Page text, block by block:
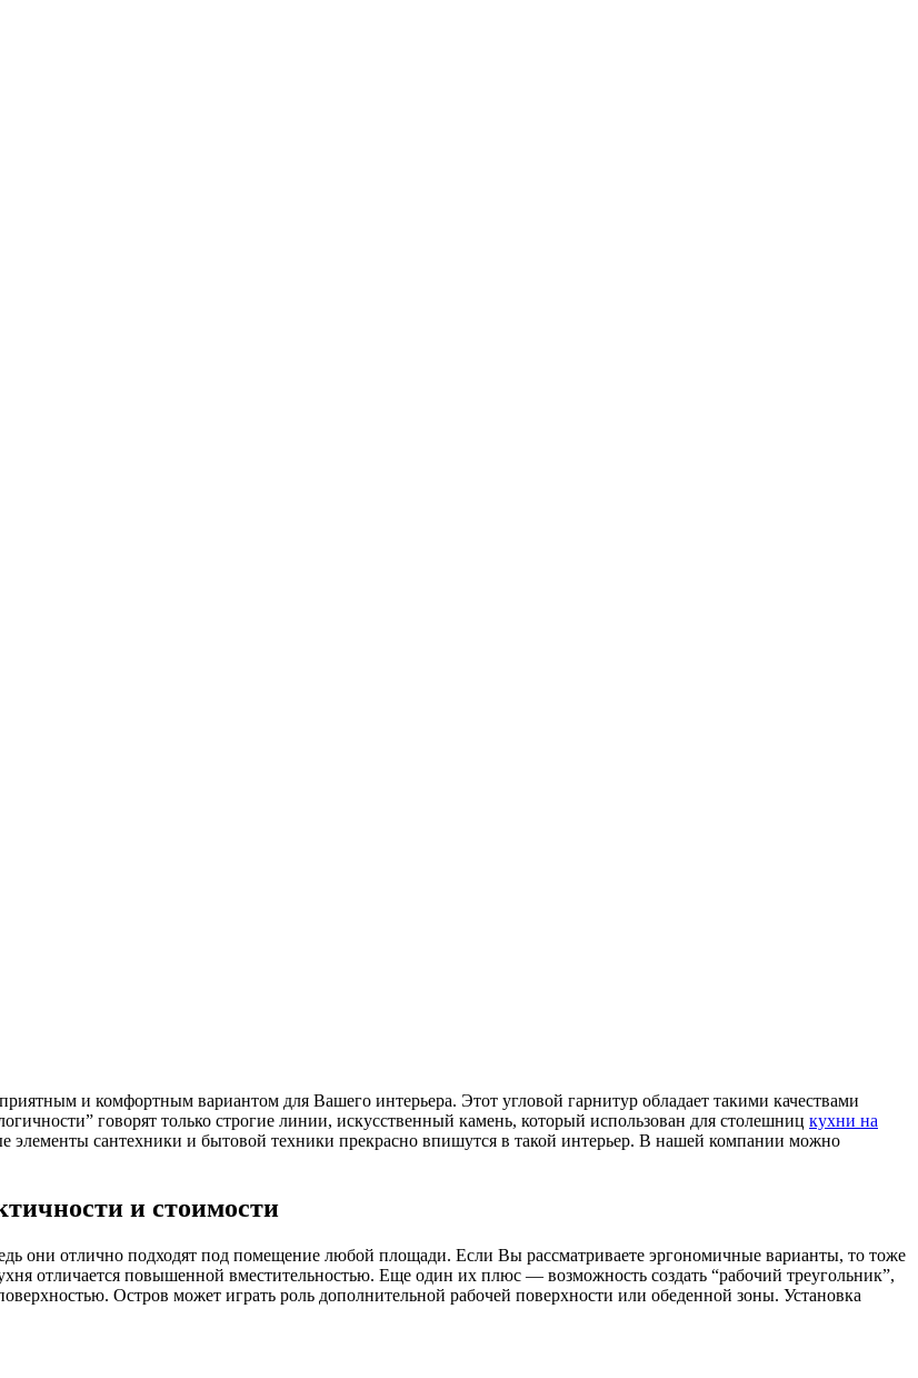
и комфортным вариантом для Вашего интерьера. Этот угловой гарнитур обладает такими качествами
говорят только строгие линии, искусственный камень, который использован для столешниц кухни на
сантехники и бытовой техники прекрасно впишутся в такой интерьер. В нашей компании можно
и стоимости
они отлично подходят под помещение любой площади. Если Вы рассматриваете эргономичные варианты, то тоже
отличается повышенной вместительностью. Еще один их плюс — возможность создать “рабочий треугольник”,
Остров может играть роль дополнительной рабочей поверхности или обеденной зоны. Установка